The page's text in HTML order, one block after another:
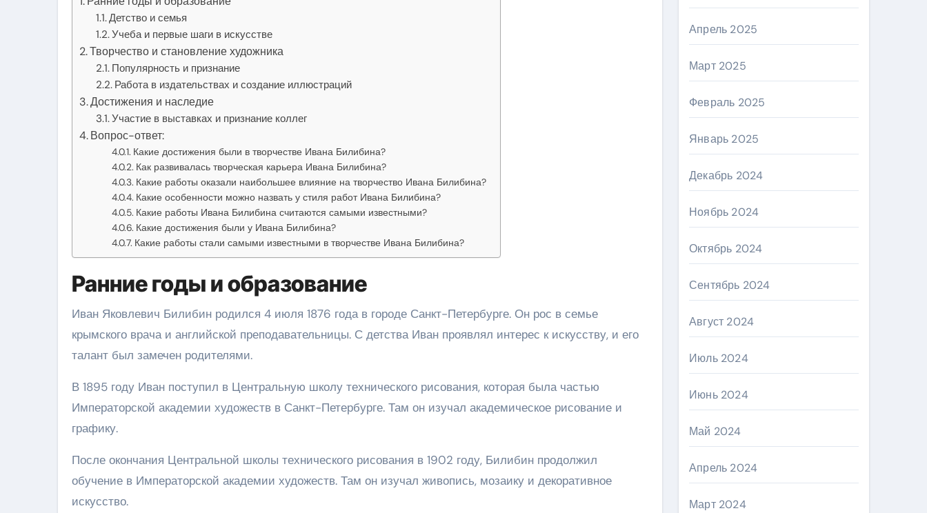
Детство и семья
Учеба и первые шаги в искусстве
Творчество и становление художника
Популярность и признание
Работа в издательствах и создание иллюстраций
Достижения и наследие
Участие в выставках и признание коллег
Вопрос-ответ:
Какие достижения были в творчестве Ивана Билибина?
Как развивалась творческая карьера Ивана Билибина?
Какие работы оказали наибольшее влияние на творчество Ивана Билибина?
Какие особенности можно назвать у стиля работ Ивана Билибина?
Какие работы Ивана Билибина считаются самыми известными?
Какие достижения были у Ивана Билибина?
Какие работы стали самыми известными в творчестве Ивана Билибина?
Ранние годы и образование
Иван Яковлевич Билибин родился 4 июля 1876 года в городе Санкт-Петербурге. Он рос в семье
крымского врача и английской преподавательницы. С детства Иван проявлял интерес к искусству, и его
талант был замечен родителями.
В 1895 году Иван поступил в Центральную школу технического рисования, которая была частью
Императорской академии художеств в Санкт-Петербурге. Там он изучал академическое рисование и
графику.
После окончания Центральной школы технического рисования в 1902 году, Билибин продолжил
обучение в Императорской академии художеств. Там он изучал живопись, мозаику и декоративное
искусство.
Апрель 2025
Март 2025
Февраль 2025
Январь 2025
Декабрь 2024
Ноябрь 2024
Октябрь 2024
Сентябрь 2024
Август 2024
Июль 2024
Июнь 2024
Май 2024
Апрель 2024
Март 2024